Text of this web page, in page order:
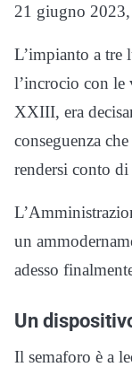
21 giugno 2023,
L’impianto a tre
l’incrocio con le
XXIII, era
conseguenza
rendersi conto di
un
adesso
Un
Il semaforo è a